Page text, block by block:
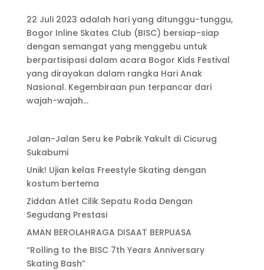
22 Juli 2023 adalah hari yang ditunggu-tunggu,
Bogor Inline Skates Club (BISC) bersiap-siap
dengan semangat yang menggebu untuk
berpartisipasi dalam acara Bogor Kids Festival
yang dirayakan dalam rangka Hari Anak
Nasional. Kegembiraan pun terpancar dari
wajah-wajah...
Jalan-Jalan Seru ke Pabrik Yakult di Cicurug
Sukabumi
Unik! Ujian kelas Freestyle Skating dengan
kostum bertema
Ziddan Atlet Cilik Sepatu Roda Dengan
Segudang Prestasi
AMAN BEROLAHRAGA DISAAT BERPUASA
“Rolling to the BISC 7th Years Anniversary
Skating Bash”